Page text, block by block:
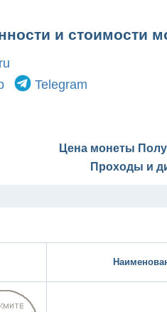
и стоимости
Telegram
Цена монеты
Проходы и